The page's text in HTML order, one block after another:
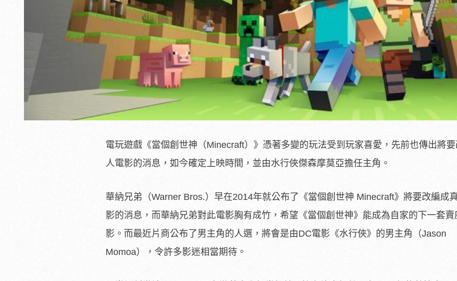
電玩遊戲《當個創世神（Minecraft）》憑著多變的玩法受到玩家喜愛，先前也傳出將
人電影的消息，如今確定上映時間，並由水行俠傑森摩莫亞擔任主角。
華納兄弟（Warner Bros.）早在2014年就公布了《當個創世神 Minecraft》將要改編成
影的消息，而華納兄弟對此電影胸有成竹，希望《當個創世神》能成為自家的下一套賣
影。而最近片商公布了男主角的人選，將會是由DC電影《水行俠》的男主角（Jason
Momoa），令許多影迷相當期待。